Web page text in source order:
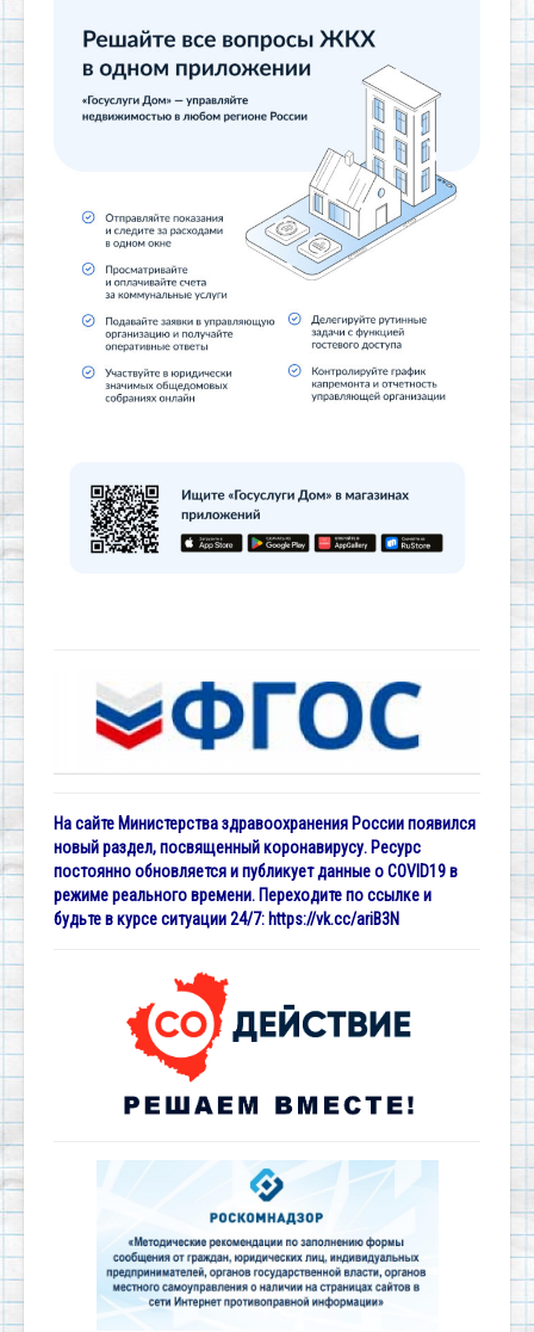
На сайте Министерства здравоохранения России появился
новый раздел, посвященный коронавирусу. Ресурс
постоянно обновляется и публикует данные о COVID19 в
режиме реального времени. Переходите по ссылке и
будьте в курсе ситуации 24/7: https://vk.cc/ariB3N